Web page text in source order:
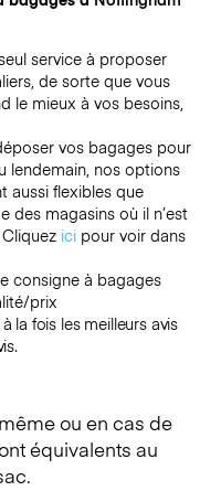
service à proposer
de sorte que vous
le mieux à vos besoins,
vos bagages pour
lendemain, nos options
aussi flexibles que
des magasins où il n’est
Cliquez icipour voir dans
consigne à bagages
prix
la fois les meilleurs avis
ou en cas de
équivalents au